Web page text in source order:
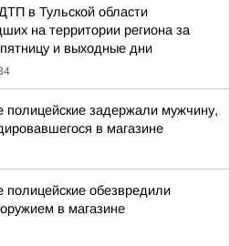
в Тульской области
на территории региона за
и выходные дни
полицейские задержали мужчину,
в магазине
полицейские обезвредили
в магазине